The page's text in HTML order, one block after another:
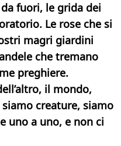
fuori, le grida dei
Le rose che si
magri giardini
che tremano
preghiere.
il mondo,
creature, siamo
uno a uno, e non ci